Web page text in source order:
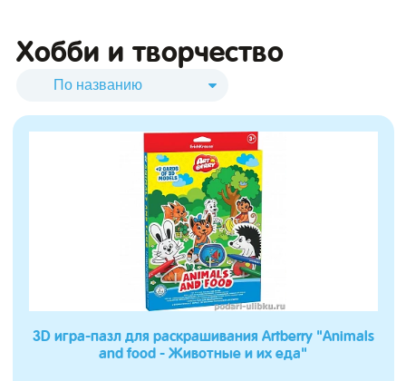
Хобби и творчество
3D игра-пазл для раскрашивания Artberry "Animals
and food - Животные и их еда"